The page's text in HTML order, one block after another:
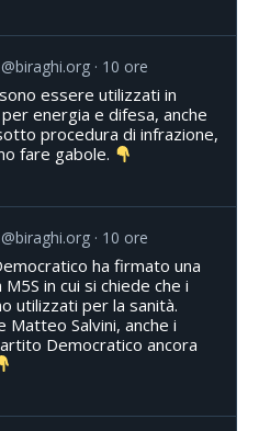
@biraghi.org 10 ore
essere utilizzati in
energia e difesa, anche
procedura di infrazione,
fare gabole.
@biraghi.org 10 ore
ha firmato una
in cui si chiede che i
utilizzati per la sanità.
Matteo Salvini, anche i
Democratico ancora